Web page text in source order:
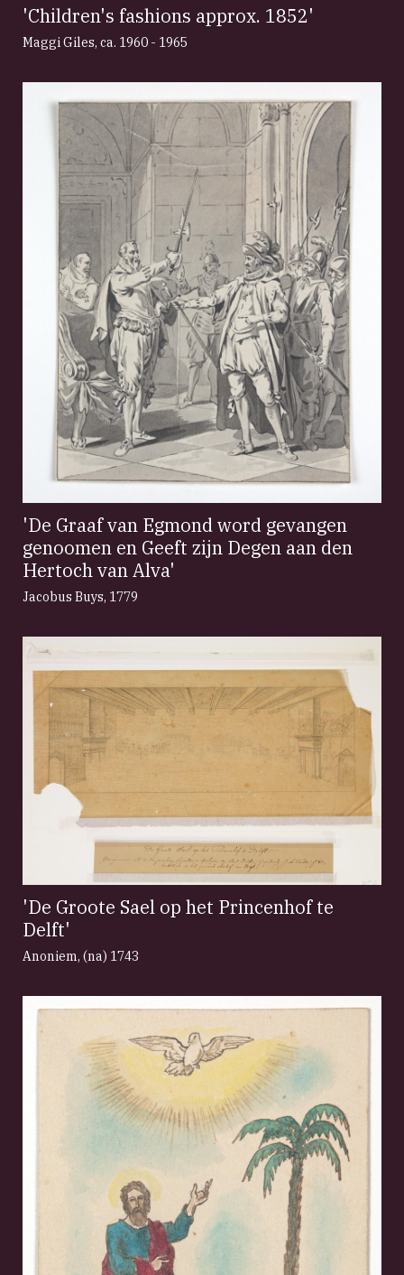
'Children's fashions approx. 1852'
Maggi Giles, ca. 1960 - 1965
'De Graaf van Egmond word gevangen
genoomen en Geeft zijn Degen aan den
Hertoch van Alva'
Jacobus Buys, 1779
'De Groote Sael op het Princenhof te
Delft'
Anoniem, (na) 1743